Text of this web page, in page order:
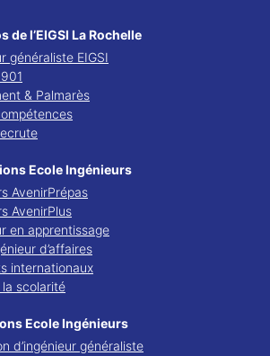
de l’EIGSI La Rochelle
généraliste EIGSI
& Palmarès
Ecole Ingénieurs
AvenirPrépas
AvenirPlus
en apprentissage
d’affaires
internationaux
la scolarité
Ecole Ingénieurs
d’ingénieur généraliste